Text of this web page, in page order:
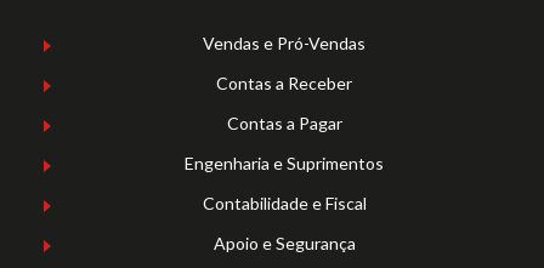
Vendas e Pró-Vendas
Contas a Receber
Contas a Pagar
Engenharia e Suprimentos
Contabilidade e Fiscal
Apoio e Segurança